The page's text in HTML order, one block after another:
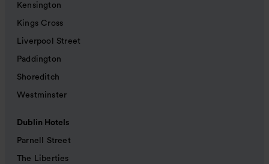
Kensington
Kings Cross
Liverpool Street
Paddington
Shoreditch
Westminster
Dublin Hotels
Parnell Street
The Liberties